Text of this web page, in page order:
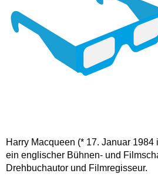
Harry Macqueen (* 17. Januar 1984
ein englischer Bühnen- und
Drehbuchautor und Filmregisseur.